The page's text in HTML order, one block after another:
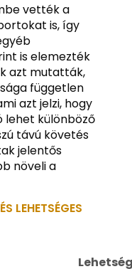
vették a
is, így
is elemezték
azt mutatták,
független
azt jelzi, hogy
lehet különböző
távú követés
jelentős
növeli a
LEHETSÉGES